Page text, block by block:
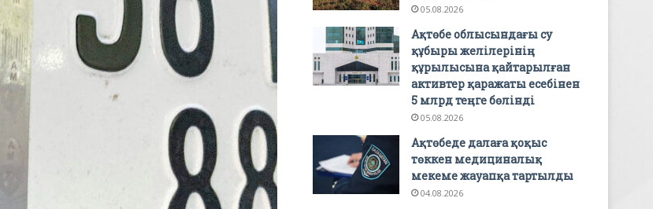
05.08.2026
Ақтөбе облысындағы су
құбыры желілерінің
құрылысына қайтарылған
активтер қаражаты есебінен
5 млрд теңге бөлінді
05.08.2026
Ақтөбеде далаға қоқыс
төккен медициналық
мекеме жауапқа тартылды
04.08.2026